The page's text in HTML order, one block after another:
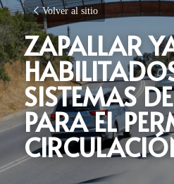
Volver al sitio
ZAPALLAR
SISTEMAS
PARA EL